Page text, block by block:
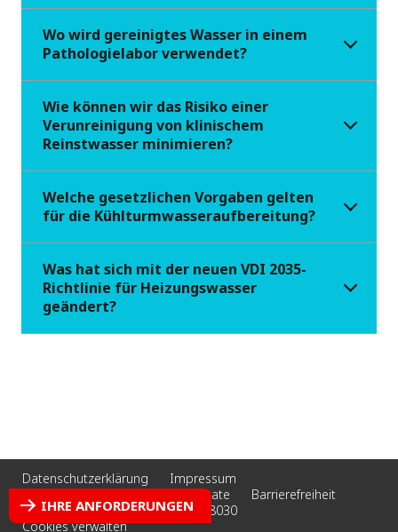
Wo wird gereinigtes Wasser in einem
Pathologielabor verwendet?
Wie können wir das Risiko einer
Verunreinigung von klinischem
Reinstwasser minimieren?
Welche gesetzlichen Vorgaben gelten
für die Kühlturmwasseraufbereitung?
Was hat sich mit der neuen VDI 2035-
Richtlinie für Heizungswasser
geändert?
Datenschutzerklärung
Impressum
AGB | Bescheinigungen | Zertifikate
Barrierefreiheit
Cookie-Richtlinie
Tel. +4951418030
Cookies verwalten
IHRE ANFORDERUNGEN